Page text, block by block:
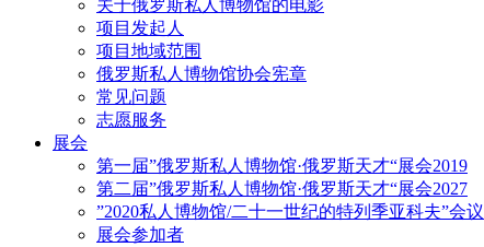
关于俄罗斯私人博物馆的电影
项目发起人
项目地域范围
俄罗斯私人博物馆协会宪章
常见问题
志愿服务
展会
第一届”俄罗斯私人博物馆·俄罗斯天才“展会2019
第二届”俄罗斯私人博物馆·俄罗斯天才“展会2027
”2020私人博物馆/二十一世纪的特列季亚科夫”会议
展会参加者